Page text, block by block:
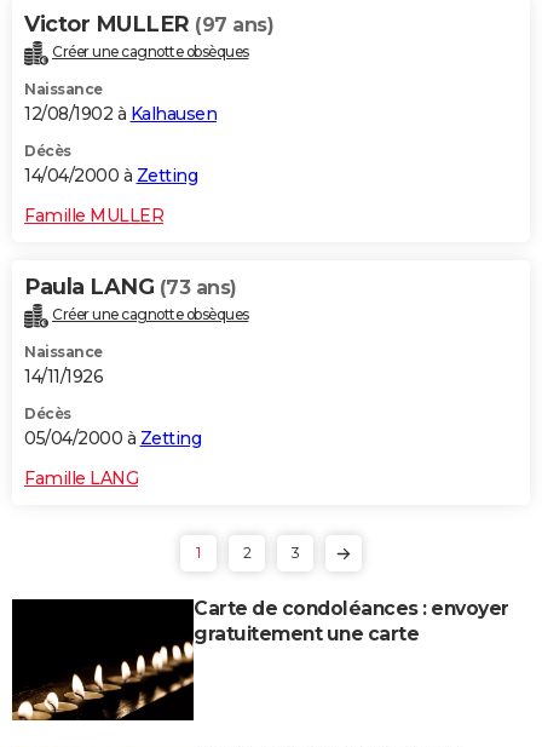
Victor MULLER (97 ans)
Créer une cagnotte obsèques
Naissance
12/08/1902 à Kalhausen
Décès
14/04/2000 à Zetting
Famille MULLER
Paula LANG (73 ans)
Créer une cagnotte obsèques
Naissance
14/11/1926
Décès
05/04/2000 à Zetting
Famille LANG
1 2 3
Carte de condoléances : envoyer
gratuitement une carte